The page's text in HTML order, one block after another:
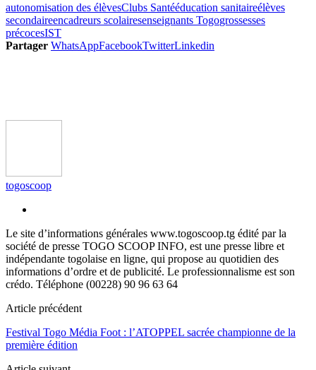
autonomisation des élèvesClubs Santééducation sanitaireélèves
secondaireencadreurs scolairesenseignants Togogrossesses
précocesIST
Partager WhatsAppFacebookTwitterLinkedin
togoscoop
Le site d’informations générales www.togoscoop.tg édité par la
société de presse TOGO SCOOP INFO, est une presse libre et
indépendante togolaise en ligne, qui propose au quotidien des
informations d’ordre et de publicité. Le professionnalisme est son
crédo. Téléphone (00228) 90 96 63 64
Article précédent
Festival Togo Média Foot : l’ATOPPEL sacrée championne de la
première édition